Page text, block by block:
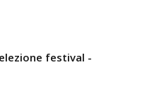
festival -